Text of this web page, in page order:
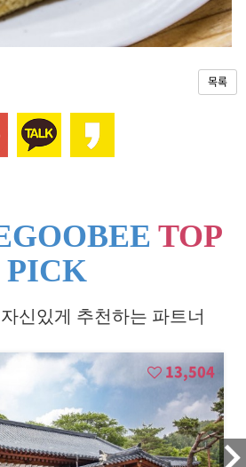
목록
TOP
PICK
신있게 추천하는 파트너
13,504